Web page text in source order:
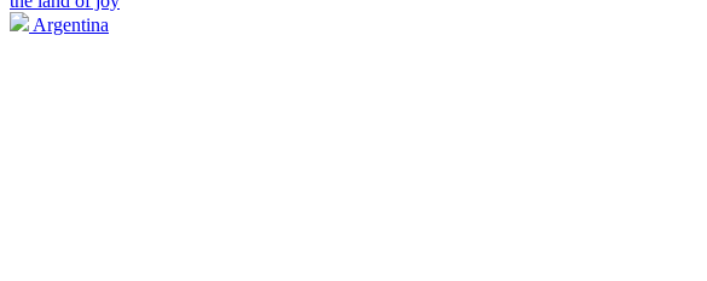
Argentina